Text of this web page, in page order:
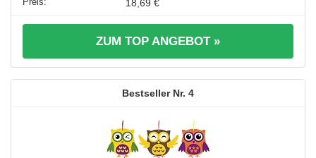
18,69 €
ZUM TOP ANGEBOT »
4